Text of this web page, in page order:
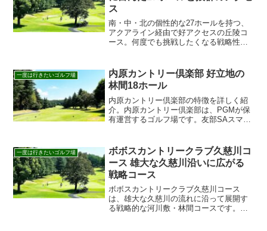
ス
南・中・北の個性的な27ホールを持つ、
アクアライン経由で好アクセスの丘陵コ
ース。何度でも挑戦したくなる戦略性と
一度は行きたいゴルフ場
内原カントリー倶楽部 好立地の
林間18ホール
内原カントリー倶楽部の特徴を詳しく紹
介。内原カントリー倶楽部は、PGMが保
有運営するゴルフ場です。友部SAスマー
すぐチェック。
一度は行きたいゴルフ場
ボボスカントリークラブ久慈川コ
ース 雄大な久慈川沿いに広がる
戦略コース
ボボスカントリークラブ久慈川コース
は、雄大な久慈川の流れに沿って展開す
る戦略的な河川敷・林間コースです。フ